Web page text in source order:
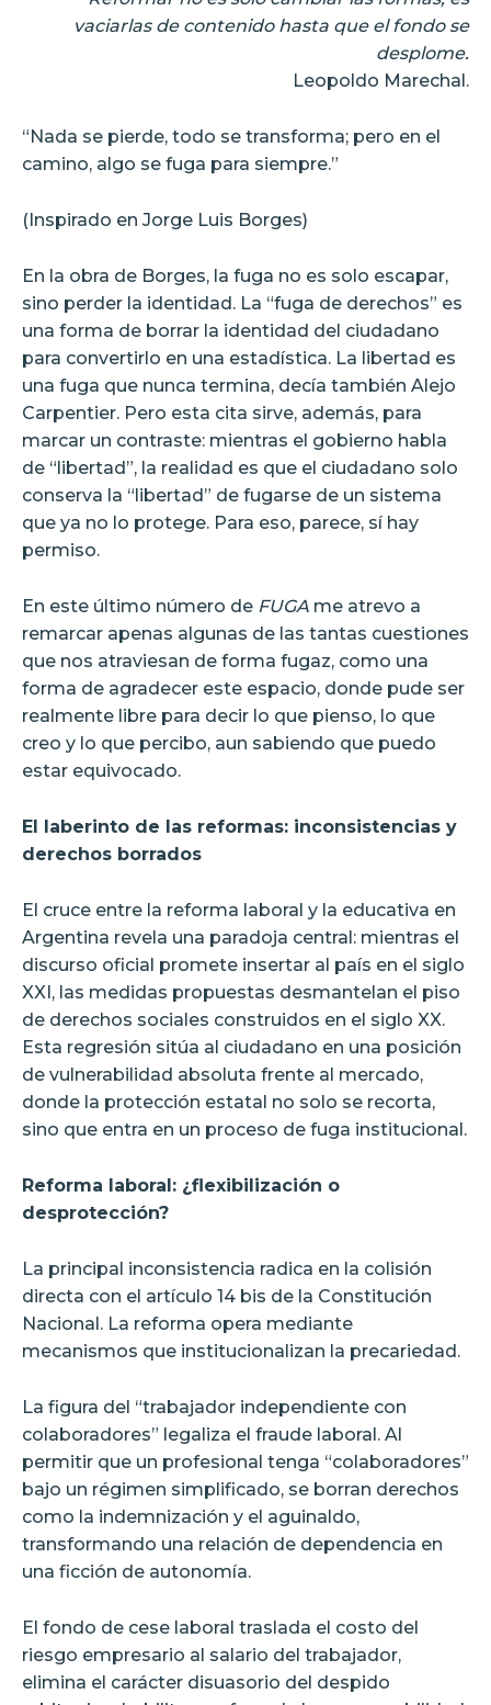
vaciarlas de contenido hasta que el fondo se
desplome.
Leopoldo Marechal.
“Nada se pierde, todo se transforma; pero en el
camino, algo se fuga para siempre.”
(Inspirado en Jorge Luis Borges)
En la obra de Borges, la fuga no es solo escapar,
sino perder la identidad. La “fuga de derechos” es
una forma de borrar la identidad del ciudadano
para convertirlo en una estadística. La libertad es
una fuga que nunca termina, decía también Alejo
Carpentier. Pero esta cita sirve, además, para
marcar un contraste: mientras el gobierno habla
de “libertad”, la realidad es que el ciudadano solo
conserva la “libertad” de fugarse de un sistema
que ya no lo protege. Para eso, parece, sí hay
permiso.
En este último número de FUGA me atrevo a
remarcar apenas algunas de las tantas cuestiones
que nos atraviesan de forma fugaz, como una
forma de agradecer este espacio, donde pude ser
realmente libre para decir lo que pienso, lo que
creo y lo que percibo, aun sabiendo que puedo
estar equivocado.
El laberinto de las reformas: inconsistencias y
derechos borrados
El cruce entre la reforma laboral y la educativa en
Argentina revela una paradoja central: mientras el
discurso oficial promete insertar al país en el siglo
XXI, las medidas propuestas desmantelan el piso
de derechos sociales construidos en el siglo XX.
Esta regresión sitúa al ciudadano en una posición
de vulnerabilidad absoluta frente al mercado,
donde la protección estatal no solo se recorta,
sino que entra en un proceso de fuga institucional.
Reforma laboral: ¿flexibilización o
desprotección?
La principal inconsistencia radica en la colisión
directa con el artículo 14 bis de la Constitución
Nacional. La reforma opera mediante
mecanismos que institucionalizan la precariedad.
La figura del “trabajador independiente con
colaboradores” legaliza el fraude laboral. Al
permitir que un profesional tenga “colaboradores”
bajo un régimen simplificado, se borran derechos
como la indemnización y el aguinaldo,
transformando una relación de dependencia en
una ficción de autonomía.
El fondo de cese laboral traslada el costo del
riesgo empresario al salario del trabajador,
elimina el carácter disuasorio del despido